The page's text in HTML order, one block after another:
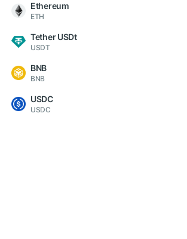
Ethereum
ETH
Tether USDt
USDT
BNB
BNB
USDC
USDC